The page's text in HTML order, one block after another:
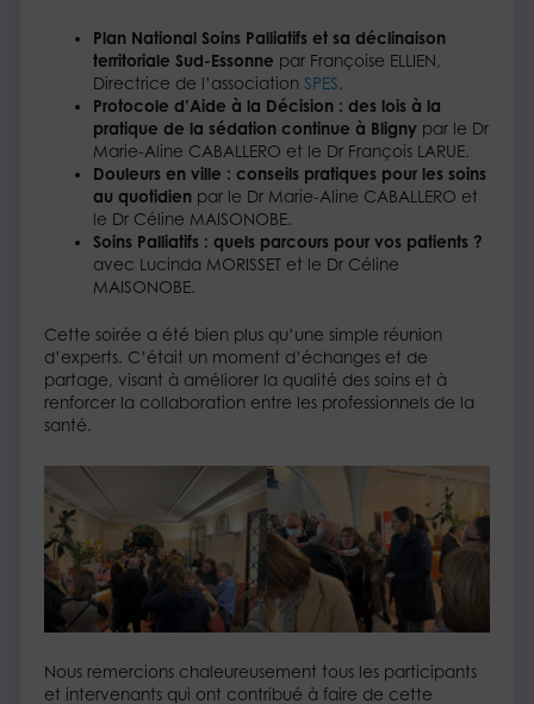
Plan National Soins Palliatifs et sa déclinaison
territoriale Sud-Essonne par Françoise ELLIEN,
Directrice de l’associationSPES.
Protocole d’Aide à la Décision : des lois à la
pratique de la sédation continue à Bligny par le Dr
Marie-Aline CABALLERO et le Dr François LARUE.
Douleurs en ville : conseils pratiques pour les soins
au quotidien par le Dr Marie-Aline CABALLERO et
le Dr Céline MAISONOBE.
Soins Palliatifs : quels parcours pour vos patients ?
avec Lucinda MORISSET et le Dr Céline
MAISONOBE.
Cette soirée a été bien plus qu’une simple réunion
d’experts. C’était un moment d’échanges et de
partage, visant à améliorer la qualité des soins et à
renforcer la collaboration entre les professionnels de la
santé.
Nous remercions chaleureusement tous les participants
et intervenants qui ont contribué à faire de cette